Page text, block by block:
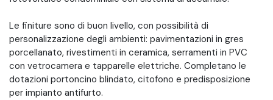
Le finiture sono di buon livello, con possibilità di
personalizzazione degli ambienti: pavimentazioni in gres
porcellanato, rivestimenti in ceramica, serramenti in PVC
con vetrocamera e tapparelle elettriche. Completano le
dotazioni portoncino blindato, citofono e predisposizione
per impianto antifurto.